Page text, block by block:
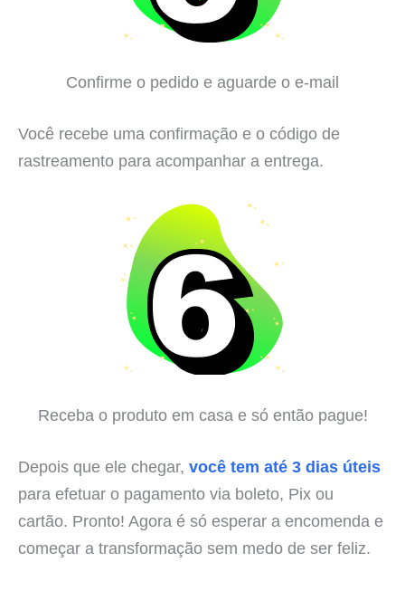
Confirme o pedido e aguarde o e-mail
Você recebe uma confirmação e o código de
rastreamento para acompanhar a entrega.
Receba o produto em casa e só então pague!
Depois que ele chegar, você tem até 3 dias úteis
para efetuar o pagamento via boleto, Pix ou
cartão. Pronto! Agora é só esperar a encomenda e
começar a transformação sem medo de ser feliz.